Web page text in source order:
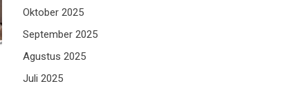
Oktober 2025
September 2025
Agustus 2025
Juli 2025